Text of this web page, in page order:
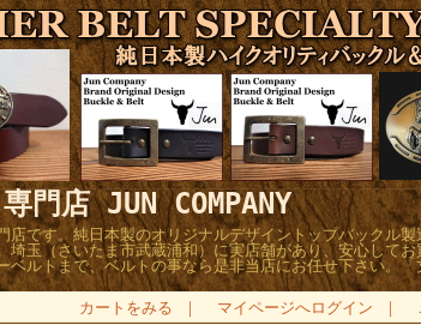
門店 JUN COMPANY
です。純日本製のオリジナルデザイントップバックル
玉（さいたま市武蔵浦和）に実店舗があり、安心して
ルトまで、ベルトの事なら是非当店にお任せ下さい。
カートをみる ｜ マイページへログイン ｜